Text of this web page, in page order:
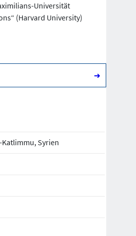
Universität
(Harvard University)
➜
Syrien